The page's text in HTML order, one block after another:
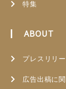
特集
ABOUT
プレスリリ
広告出稿に